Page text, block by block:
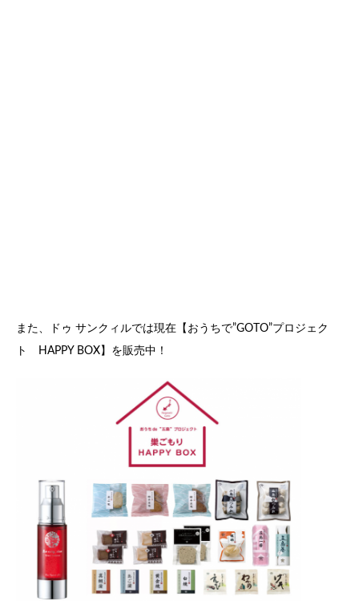
また、ドゥ サンクィルでは現在【おうちで”GOTO”プロジェク
ト HAPPY BOX】を販売中！